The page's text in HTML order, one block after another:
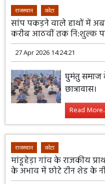
राजस्थान कोटा
सांप पकड़ने वाले हाथों में
करीब आठवीं तक नि:शुल्क
27 Apr 2026 14:24:21
घुमंतु समाज
छात्रावास।
Read
राजस्थान कोटा
मांडूहेड़ा गांव के राजकीय
के अभाव में छोटे टीन शेड के